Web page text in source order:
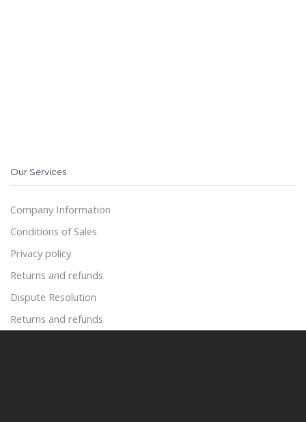
Our Services
Company Information
Conditions of Sales
Privacy policy
Returns and refunds
Dispute Resolution
Returns and refunds